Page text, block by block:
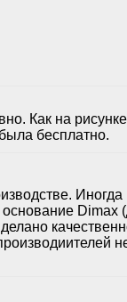
Как на
бесплатно.
Иногда
Dimax